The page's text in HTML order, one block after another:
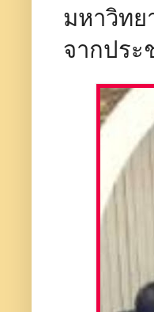
มหาวิท
จากประ